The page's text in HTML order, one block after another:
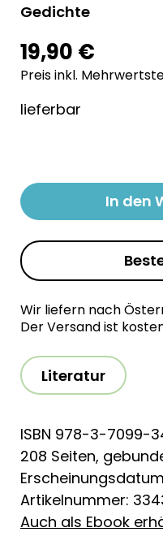
Gedichte
19,90 €
Preis inkl.
lieferbar
In den
Wir liefern nach
Der Versand ist
Literatur
ISBN 978-3-7099-
208 Seiten,
Erscheinungsdatum:
Artikelnummer:
Auch als Ebook